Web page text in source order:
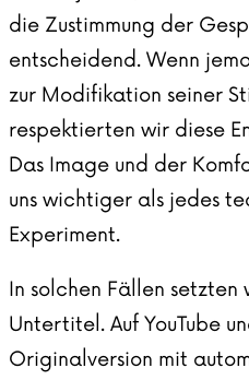
die Zustimmung der
entscheidend. Wenn
zur Modifikation seiner
respektierten wir diese
Das Image und der
uns wichtiger als jedes
Experiment.
In solchen Fällen
Untertitel. Auf YouTube
Originalversion mit